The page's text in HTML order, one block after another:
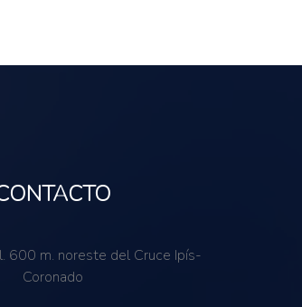
600 m. noreste del Cruce Ipís-
Coronado